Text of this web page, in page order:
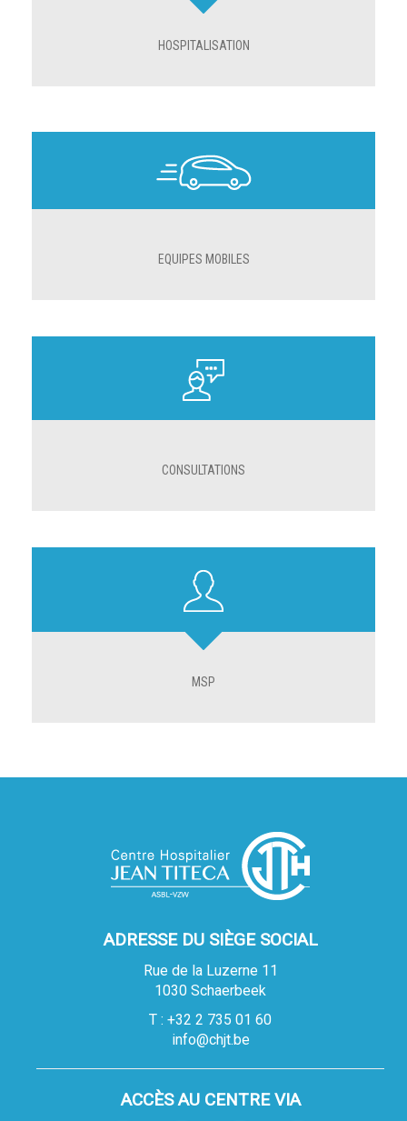
HOSPITALISATION
EQUIPES MOBILES
CONSULTATIONS
MSP
ADRESSE DU SIÈGE SOCIAL
Rue de la Luzerne 11
1030 Schaerbeek
T : +32 2 735 01 60
info@chjt.be
ACCÈS AU CENTRE VIA